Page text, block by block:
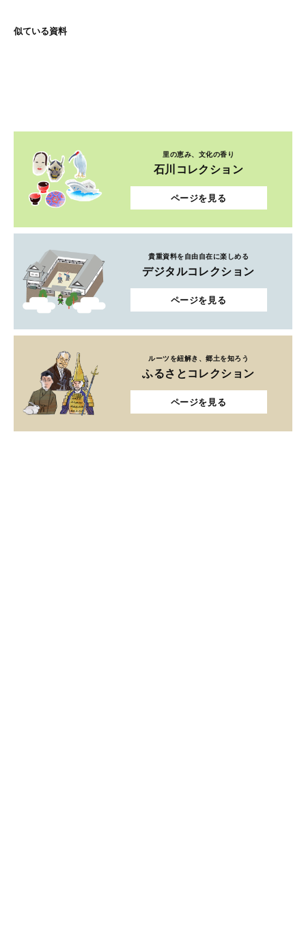
似ている資料
里の恵み、文化の香り
石川コレクション
ページを見る
貴重資料を自由自在に楽しめる
デジタルコレクション
ページを見る
ルーツを紐解き、郷土を知ろう
ふるさとコレクション
ページを見る